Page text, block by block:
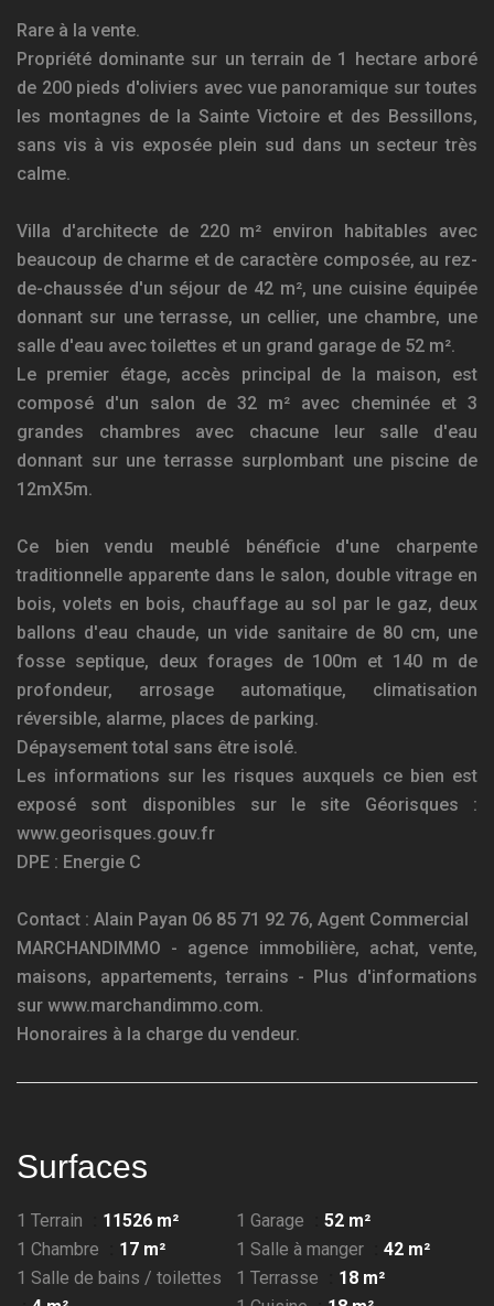
Rare à la vente.
Propriété dominante sur un terrain de 1 hectare arboré
de 200 pieds d'oliviers avec vue panoramique sur toutes
les montagnes de la Sainte Victoire et des Bessillons,
sans vis à vis exposée plein sud dans un secteur très
calme.
Villa d'architecte de 220 m² environ habitables avec
beaucoup de charme et de caractère composée, au rez-
de-chaussée d'un séjour de 42 m², une cuisine équipée
donnant sur une terrasse, un cellier, une chambre, une
salle d'eau avec toilettes et un grand garage de 52 m².
Le premier étage, accès principal de la maison, est
composé d'un salon de 32 m² avec cheminée et 3
grandes chambres avec chacune leur salle d'eau
donnant sur une terrasse surplombant une piscine de
12mX5m.
Ce bien vendu meublé bénéficie d'une charpente
traditionnelle apparente dans le salon, double vitrage en
bois, volets en bois, chauffage au sol par le gaz, deux
ballons d'eau chaude, un vide sanitaire de 80 cm, une
fosse septique, deux forages de 100m et 140 m de
profondeur, arrosage automatique, climatisation
réversible, alarme, places de parking.
Dépaysement total sans être isolé.
Les informations sur les risques auxquels ce bien est
exposé sont disponibles sur le site Géorisques :
www.georisques.gouv.fr
DPE : Energie C
Contact : Alain Payan 06 85 71 92 76, Agent Commercial
MARCHANDIMMO - agence immobilière, achat, vente,
maisons, appartements, terrains - Plus d'informations
sur www.marchandimmo.com.
Honoraires à la charge du vendeur.
Surfaces
1 Terrain 11526 m² 1 Garage
52 m²
1 Chambre
17 m² 1 Salle à manger
42 m²
1 Salle de bains / toilettes
1 Terrasse
18 m²